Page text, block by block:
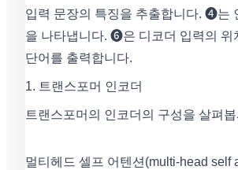
입력 문장의 특징을 추출합니다. ➍는
을 나타냅니다. ➏은 디코더 입력의 위
단어를 출력합니다.
1. 트랜스포머 인코더
트랜스포머의 인코더의 구성을 살펴
멀티헤드 셀프 어텐션(multi-head self